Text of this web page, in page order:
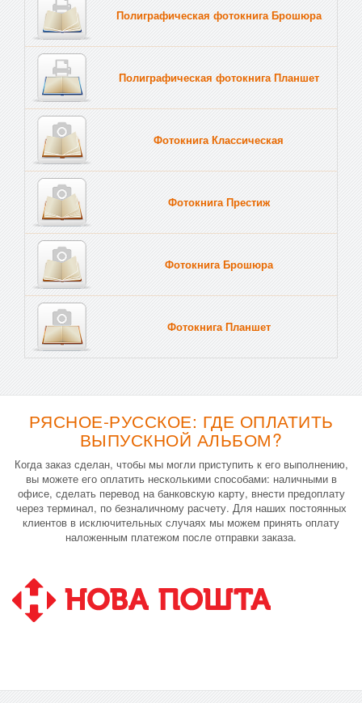
Полиграфическая фотокнига Брошюра
Полиграфическая фотокнига Планшет
Фотокнига Классическая
Фотокнига Престиж
Фотокнига Брошюра
Фотокнига Планшет
РЯСНОЕ-РУССКОЕ: ГДЕ ОПЛАТИТЬ
ВЫПУСКНОЙ АЛЬБОМ?
Когда заказ сделан, чтобы мы могли приступить к его выполнению,
вы можете его оплатить несколькими способами: наличными в
офисе, сделать перевод на банковскую карту, внести предоплату
через терминал, по безналичному расчету. Для наших постоянных
клиентов в исключительных случаях мы можем принять оплату
наложенным платежом после отправки заказа.